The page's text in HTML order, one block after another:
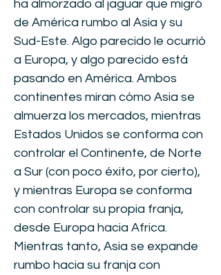
ha almorzado al jaguar que migró
de América rumbo al Asia y su
Sud-Este. Algo parecido le ocurrió
a Europa, y algo parecido está
pasando en América. Ambos
continentes miran cómo Asia se
almuerza los mercados, mientras
Estados Unidos se conforma con
controlar el Continente, de Norte
a Sur (con poco éxito, por cierto),
y mientras Europa se conforma
con controlar su propia franja,
desde Europa hacia Africa.
Mientras tanto, Asia se expande
rumbo hacia su franja con